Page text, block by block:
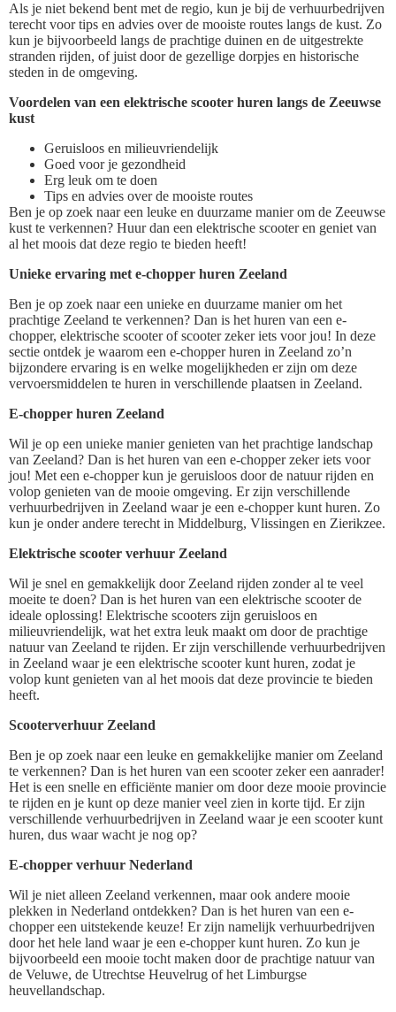
Als je niet bekend bent met de regio, kun je bij de verhuurbedrijven
terecht voor tips en advies over de mooiste routes langs de kust. Zo
kun je bijvoorbeeld langs de prachtige duinen en de uitgestrekte
stranden rijden, of juist door de gezellige dorpjes en historische
steden in de omgeving.
Voordelen van een elektrische scooter huren langs de Zeeuwse
kust
Geruisloos en milieuvriendelijk
Goed voor je gezondheid
Erg leuk om te doen
Tips en advies over de mooiste routes
Ben je op zoek naar een leuke en duurzame manier om de Zeeuwse
kust te verkennen? Huur dan een elektrische scooter en geniet van
al het moois dat deze regio te bieden heeft!
Unieke ervaring met e-chopper huren Zeeland
Ben je op zoek naar een unieke en duurzame manier om het
prachtige Zeeland te verkennen? Dan is het huren van een e-
chopper, elektrische scooter of scooter zeker iets voor jou! In deze
sectie ontdek je waarom een e-chopper huren in Zeeland zo’n
bijzondere ervaring is en welke mogelijkheden er zijn om deze
vervoersmiddelen te huren in verschillende plaatsen in Zeeland.
E-chopper huren Zeeland
Wil je op een unieke manier genieten van het prachtige landschap
van Zeeland? Dan is het huren van een e-chopper zeker iets voor
jou! Met een e-chopper kun je geruisloos door de natuur rijden en
volop genieten van de mooie omgeving. Er zijn verschillende
verhuurbedrijven in Zeeland waar je een e-chopper kunt huren. Zo
kun je onder andere terecht in Middelburg, Vlissingen en Zierikzee.
Elektrische scooter verhuur Zeeland
Wil je snel en gemakkelijk door Zeeland rijden zonder al te veel
moeite te doen? Dan is het huren van een elektrische scooter de
ideale oplossing! Elektrische scooters zijn geruisloos en
milieuvriendelijk, wat het extra leuk maakt om door de prachtige
natuur van Zeeland te rijden. Er zijn verschillende verhuurbedrijven
in Zeeland waar je een elektrische scooter kunt huren, zodat je
volop kunt genieten van al het moois dat deze provincie te bieden
heeft.
Scooterverhuur Zeeland
Ben je op zoek naar een leuke en gemakkelijke manier om Zeeland
te verkennen? Dan is het huren van een scooter zeker een aanrader!
Het is een snelle en efficiënte manier om door deze mooie provincie
te rijden en je kunt op deze manier veel zien in korte tijd. Er zijn
verschillende verhuurbedrijven in Zeeland waar je een scooter kunt
huren, dus waar wacht je nog op?
E-chopper verhuur Nederland
Wil je niet alleen Zeeland verkennen, maar ook andere mooie
plekken in Nederland ontdekken? Dan is het huren van een e-
chopper een uitstekende keuze! Er zijn namelijk verhuurbedrijven
door het hele land waar je een e-chopper kunt huren. Zo kun je
bijvoorbeeld een mooie tocht maken door de prachtige natuur van
de Veluwe, de Utrechtse Heuvelrug of het Limburgse
heuvellandschap.